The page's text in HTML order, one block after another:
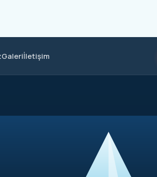
Galeriİletişim